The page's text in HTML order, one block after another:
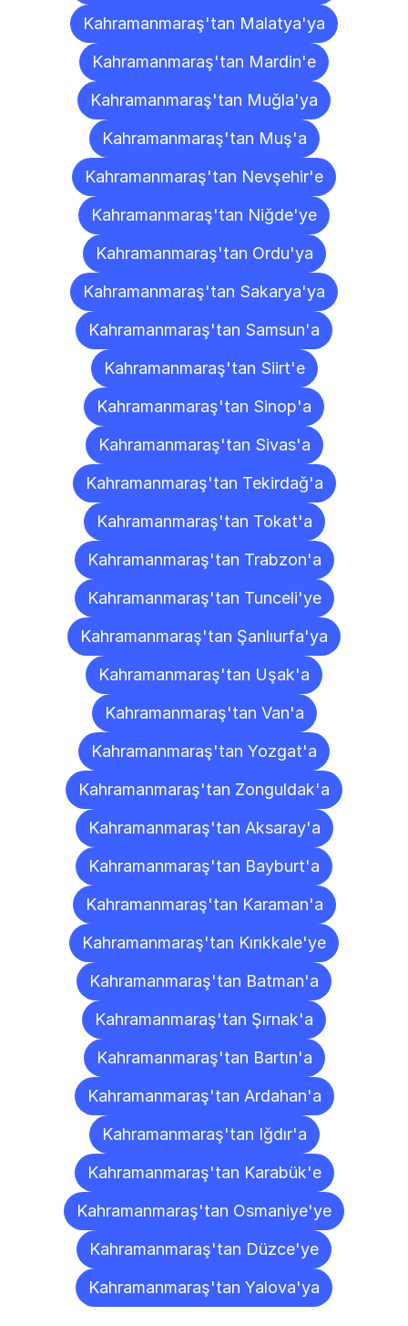
Kahramanmaraş'tan Malatya'ya
Kahramanmaraş'tan Mardin'e
Kahramanmaraş'tan Muğla'ya
Kahramanmaraş'tan Muş'a
Kahramanmaraş'tan Nevşehir'e
Kahramanmaraş'tan Niğde'ye
Kahramanmaraş'tan Ordu'ya
Kahramanmaraş'tan Sakarya'ya
Kahramanmaraş'tan Samsun'a
Kahramanmaraş'tan Siirt'e
Kahramanmaraş'tan Sinop'a
Kahramanmaraş'tan Sivas'a
Kahramanmaraş'tan Tekirdağ'a
Kahramanmaraş'tan Tokat'a
Kahramanmaraş'tan Trabzon'a
Kahramanmaraş'tan Tunceli'ye
Kahramanmaraş'tan Şanlıurfa'ya
Kahramanmaraş'tan Uşak'a
Kahramanmaraş'tan Van'a
Kahramanmaraş'tan Yozgat'a
Kahramanmaraş'tan Zonguldak'a
Kahramanmaraş'tan Aksaray'a
Kahramanmaraş'tan Bayburt'a
Kahramanmaraş'tan Karaman'a
Kahramanmaraş'tan Kırıkkale'ye
Kahramanmaraş'tan Batman'a
Kahramanmaraş'tan Şırnak'a
Kahramanmaraş'tan Bartın'a
Kahramanmaraş'tan Ardahan'a
Kahramanmaraş'tan Iğdır'a
Kahramanmaraş'tan Karabük'e
Kahramanmaraş'tan Osmaniye'ye
Kahramanmaraş'tan Düzce'ye
Kahramanmaraş'tan Yalova'ya